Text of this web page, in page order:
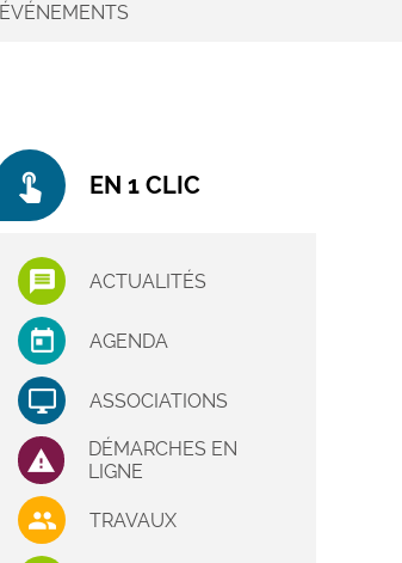
ÉVÉNEMENTS
touch_app EN 1 CLIC
ACTUALITÉS
AGENDA
ASSOCIATIONS
DÉMARCHES EN
LIGNE
TRAVAUX